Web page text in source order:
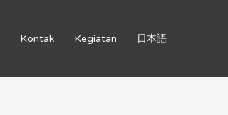
Kontak Kegiatan 日本語